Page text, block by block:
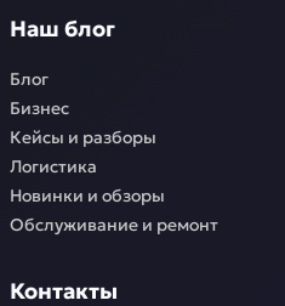
Наш блог
Блог
Бизнес
Кейсы и разборы
Логистика
Новинки и обзоры
Обслуживание и ремонт
Контакты